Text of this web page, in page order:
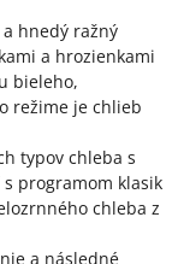
hnedý ražný
a hrozienkami
bieleho,
režime je chlieb
typov chleba s
programom klasik
chleba z
a následné